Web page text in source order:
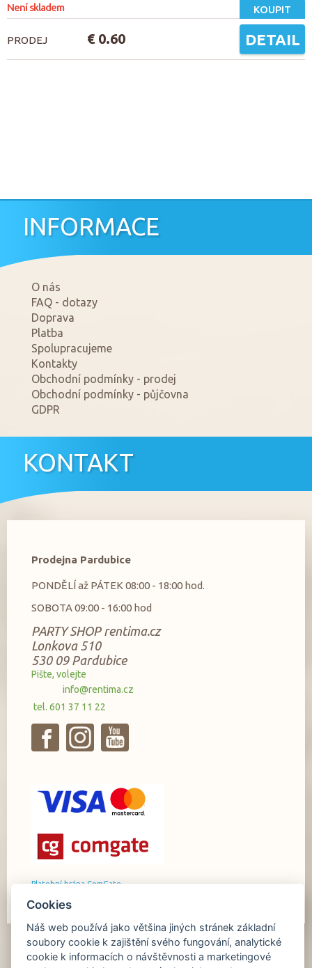
Není skladem KOUPIT
PRODEJ € 0.60 DETAIL
INFORMACE
O nás
FAQ - dotazy
Doprava
Platba
Spolupracujeme
Kontakty
Obchodní podmínky - prodej
Obchodní podmínky - půjčovna
GDPR
KONTAKT
Prodejna Pardubice
PONDĚLÍ až PÁTEK 08:00 - 18:00 hod.
SOBOTA 09:00 - 16:00 hod
PARTY SHOP rentima.cz
Lonkova 510
530 09 Pardubice
Pište, volejte
info@rentima.cz
tel. 601 37 11 22
Platební brána ComGate
Cookies
Náš web používá jako většina jiných stránek základní
soubory cookie k zajištění svého fungování, analytické
cookie k informacích o návštěvnosti a marketingové